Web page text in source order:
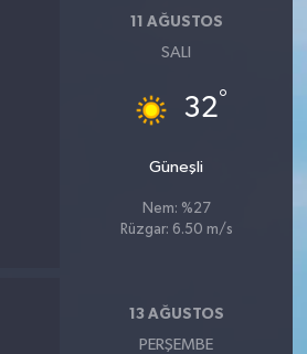
11 AĞUSTOS
SALI
32°
Güneşli
Nem: %27
Rüzgar: 6.50 m/s
13 AĞUSTOS
PERŞEMBE